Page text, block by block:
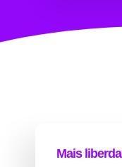
Mais